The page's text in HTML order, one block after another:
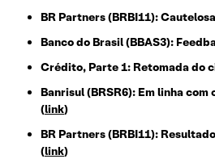
BR Partners (BRBI11):
Banco do Brasil (BBAS3):
Crédito, Parte 1: Retomada do
Banrisul (BRSR6): Em linha com
(link)
BR Partners (BRBI11):
(link)